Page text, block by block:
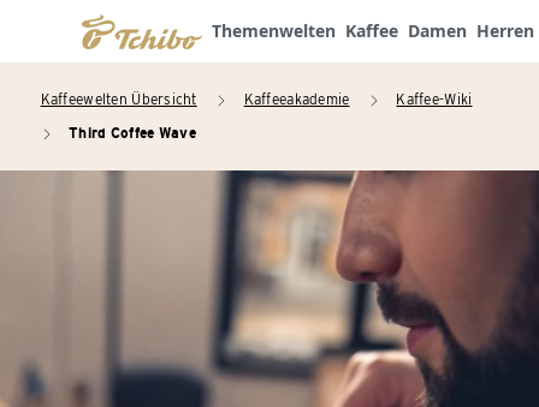
Themenwelten Kaffee Damen Herren
Kaffeewelten Übersicht arrow_right Kaffeeakademie arrow_right Kaffee-Wiki
arrow_right Third Coffee Wave